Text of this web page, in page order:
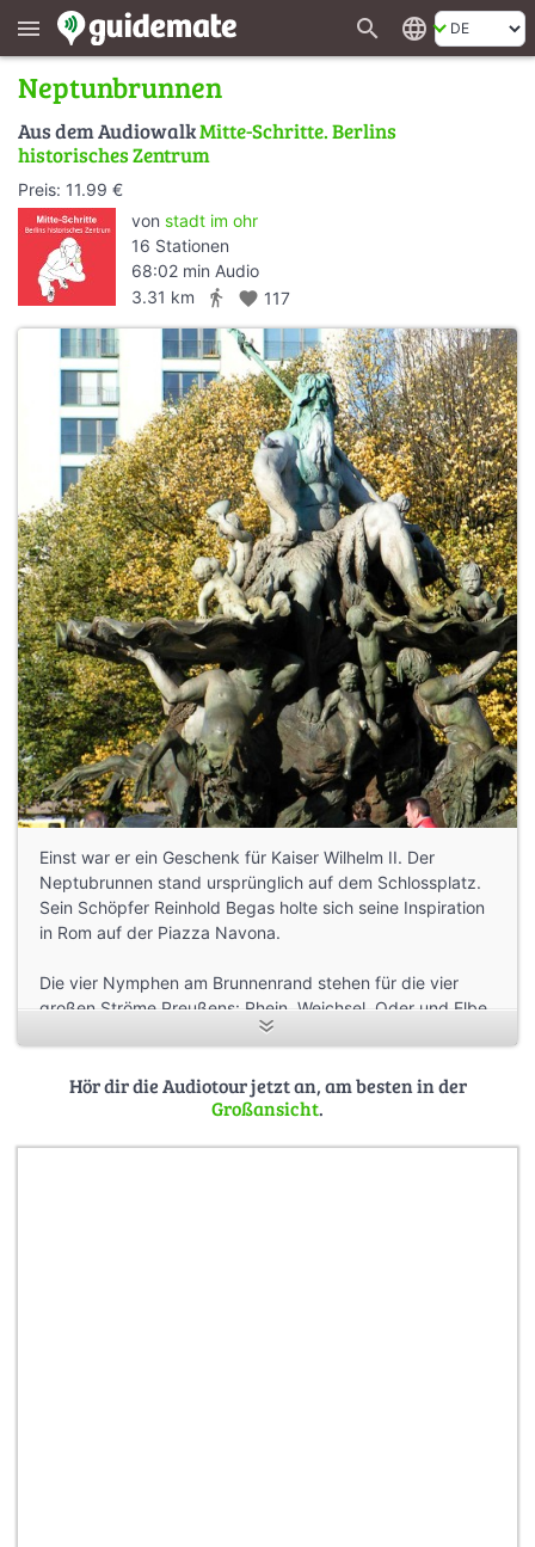
menu search language
Neptunbrunnen
Aus dem AudiowalkMitte-Schritte. Berlins
historisches Zentrum
Preis: 11.99 €
von stadt im ohr
16 Stationen
68:02 min Audio
3.31 km
directions_walk favorite 117
Einst war er ein Geschenk für Kaiser Wilhelm II. Der
Neptubrunnen stand ursprünglich auf dem Schlossplatz.
Sein Schöpfer Reinhold Begas holte sich seine Inspiration
in Rom auf der Piazza Navona.
Die vier Nymphen am Brunnenrand stehen für die vier
großen Ströme Preußens: Rhein, Weichsel, Oder und Elbe.
Welche der Frauengestalten symbolisiert wohl welchen
Hör dir die Audiotour jetzt an, am besten in der
Großansicht.